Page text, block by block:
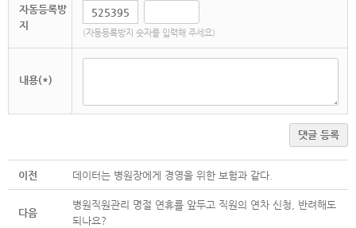
자동등록방
지
(자동등록방지 숫자를 입력해 주세요)
내용(*)
댓글 등록
이전 데이터는 병원장에게 경영을 위한 보험과 같다.
다음
병원직원관리 명절 연휴를 앞두고 직원의 연차 신청, 반려해도
되나요?